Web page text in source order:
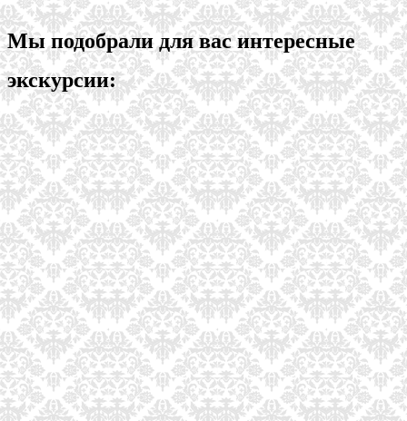
Мы подобрали для вас интересные
экскурсии: